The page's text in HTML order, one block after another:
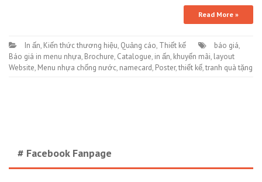
Read More »
In ấn, Kiến thức thương hiệu, Quảng cáo, Thiết kế báo giá,
Báo giá in menu nhựa, Brochure, Catalogue, in ấn, khuyến mãi, layout
Website, Menu nhựa chống nước, namecard, Poster,thiết kế,tranh quà tặng
# Facebook Fanpage